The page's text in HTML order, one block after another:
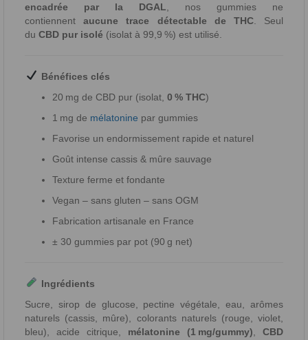
encadrée par la DGAL , nos gummies ne
contiennentaucune trace détectable de THC. Seul
du CBD pur isolé (isolat à 99,9 %) est utilisé.
Bénéfices clés
20 mg de CBD pur (isolat, 0 % THC)
1 mg de mélatonine par gummies
Favorise un endormissement rapide et naturel
Goût intense cassis & mûre sauvage
Texture ferme et fondante
Vegan – sans gluten – sans OGM
Fabrication artisanale en France
± 30 gummies par pot (90 g net)
Ingrédients
Sucre, sirop de glucose, pectine végétale, eau, arômes
naturels (cassis, mûre), colorants naturels (rouge, violet,
bleu), acide citrique, mélatonine (1 mg/gummy)
CBD